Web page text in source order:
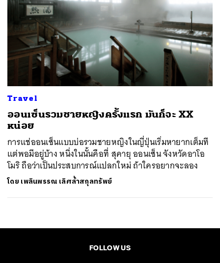
Travel
ออนเซ็นรวมชายหญิงครั้งแรก มันก็จะ XX
หน่อย
การแช่ออนเซ็นแบบบ่อรวมชายหญิงในญี่ปุ่นเริ่มหายากเต็มที
แต่พอมีอยู่บ้าง หนึ่งในนั้นคือที่ สุคายุ ออนเซ็น จังหวัดอาโอ
โมริ ถือว่าเป็นประสบการณ์แปลกใหม่ ถ้าใครอยากจะลอง
โดย เพลินพรรณ เลิศล้ำสกุลทรัพย์
FOLLOW US
ค้นหา
SHARE TWEET LINE EMAIL